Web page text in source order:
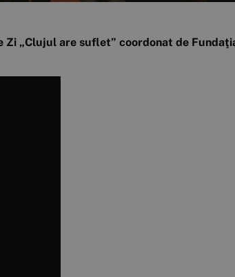
„Clujul are suflet” coordonat de